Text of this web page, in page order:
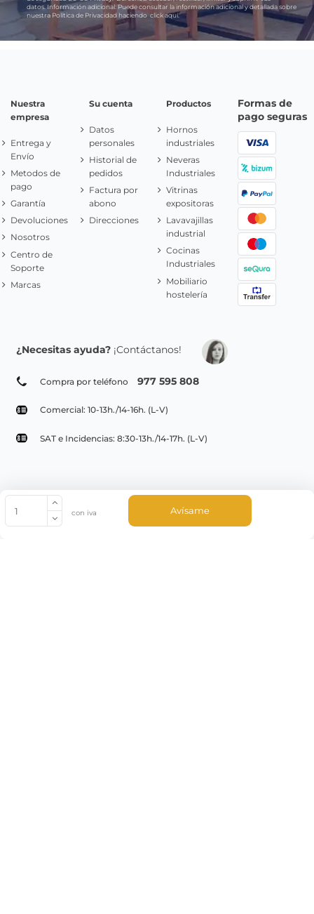
con iva Avísame
datos.Información adicional:Puede consultar la información adicional y detallada sobre
nuestra Política de Privacidad haciendoclick aquí.
Nuestra
empresa
Entrega y
Envío
Metodos de
pago
Garantía
Devoluciones
Nosotros
Centro de
Soporte
Marcas
Su cuenta
Datos
personales
Historial de
pedidos
Factura por
abono
Direcciones
Productos
Hornos
industriales
Neveras
Industriales
Vitrinas
expositoras
Lavavajillas
industrial
Cocinas
Industriales
Mobiliario
hostelería
Formas de
pago seguras
¿Necesitas ayuda? ¡Contáctanos!
Compra por teléfono 977 595 808
Comercial: 10-13h./14-16h. (L-V)
SAT e Incidencias: 8:30-13h./14-17h. (L-V)
© Copyright 2022 PepeBar.com |
Aviso legal y
Condiciones generales de compra |
Blog